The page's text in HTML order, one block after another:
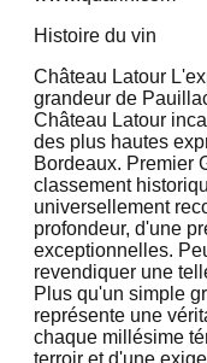
Histoire du vin
Château Latour
grandeur de
Château Latour
des plus hautes
Bordeaux. Premier
classement
universellement
profondeur, d'une
exceptionnelles.
revendiquer une
Plus qu'un simple
représente une
chaque millésime
terroir et d'une